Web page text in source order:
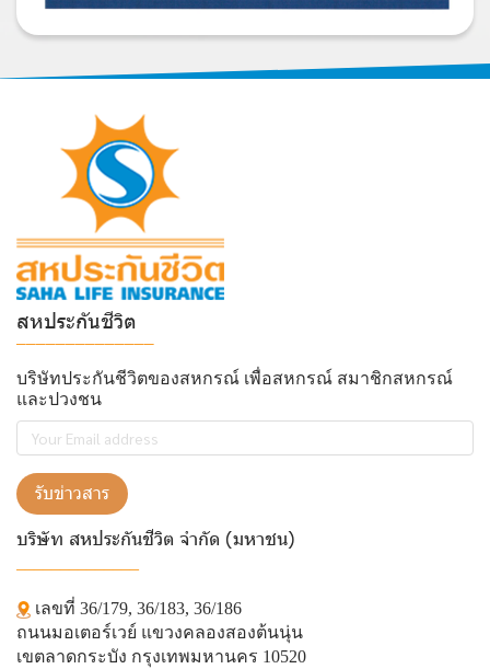
สหประกันชีวิต
บริษัทประกันชีวิตของสหกรณ์ เพื่อสหกรณ์ สมาชิกสหกรณ์
และปวงชน
รับข่าวสาร
บริษัท สหประกันชีวิต จำกัด (มหาชน)
เลขที่ 36/179, 36/183, 36/186
ถนนมอเตอร์เวย์ แขวงคลองสองต้นนุ่น
เขตลาดกระบัง กรุงเทพมหานคร 10520